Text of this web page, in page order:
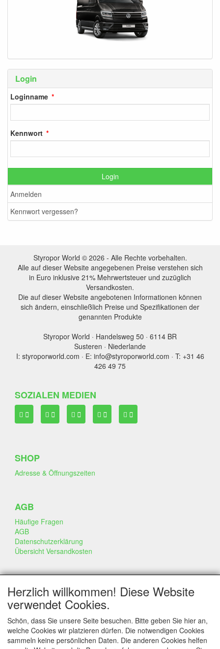
Login
Loginname
Kennwort
Login
Anmelden
Kennwort vergessen?
Styropor World © 2026 - Alle Rechte vorbehalten.
Alle auf dieser Website angegebenen Preise verstehen sich
in Euro inklusive 21% Mehrwertsteuer und zuzüglich
Versandkosten.
Die auf dieser Website angebotenen Informationen können
sich ändern, einschließlich Preise und Spezifikationen der
genannten Produkte
Styropor World · Handelsweg 50 · 6114 BR
Susteren · Niederlande
I: styroporworld.com · E: info@styroporworld.com · T: +31 46
426 49 75
SOZIALEN MEDIEN
SHOP
Adresse & Öffnungszeiten
AGB
Häufige Fragen
AGB
Datenschutzerklärung
Übersicht Versandkosten
GESCHÄFT & INFO
Kontakt
Firmen Information
Portfolio
Disclaimer
Statement & Umwelt
Herzlich willkommen! Diese Website
verwendet Cookies.
Schön, dass Sie unsere Seite besuchen. Bitte geben Sie hier an,
welche Cookies wir platzieren dürfen. Die notwendigen Cookies
sammeln keine persönlichen Daten. Die anderen Cookies helfen